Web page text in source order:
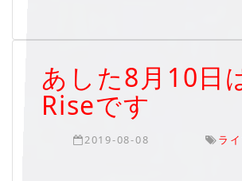
あした8月10日
Riseです
2019-08-08 ラ